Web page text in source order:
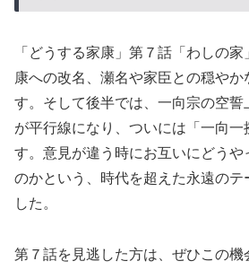
「どうする家康」第７話「わしの
康への改名、瀬名や家臣との穏やか
す。そして後半では、一向宗の空
が平行線になり、ついには「一向一
す。意見が違う時にお互いにどうや
のかという、時代を超えた永遠のテ
した。
第７話を見逃した方は、ぜひこの